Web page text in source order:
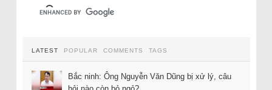
LATEST POPULAR COMMENTS TAGS
Bắc ninh: Ông Nguyễn Văn Dũng bị xử lý, câu